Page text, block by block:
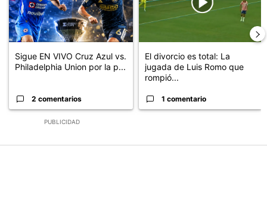
PUBLICIDAD
Sigue EN VIVO Cruz Azul vs.
Philadelphia Union por la p...
2 comentarios
El divorcio es total: La
jugada de Luis Romo que
rompió...
1 comentario